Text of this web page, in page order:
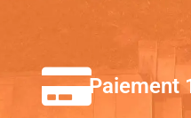
Paiement